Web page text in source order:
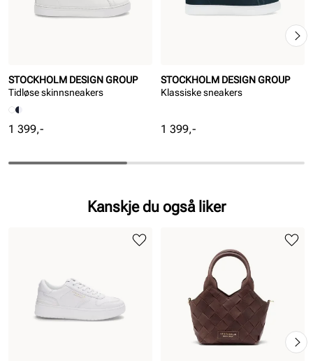
STOCKHOLM DESIGN GROUP
Tidløse skinnsneakers
Pris
1 399,-
STOCKHOLM DESIGN GROUP
Klassiske sneakers
Pris
1 399,-
Kanskje du også liker